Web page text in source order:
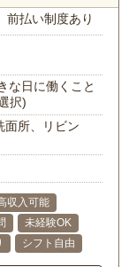
前払い制度あり
な日に働くこと
択)
面所、リビン
収入可能
未経験OK
シフト自由